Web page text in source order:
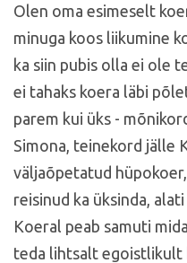
Olen oma esimeselt
minuga koos liikumine
ka siin pubis olla ei ole
ei tahaks koera läbi
parem kui üks -
Simona, teinekord jälle
väljaõpetatud
reisinud ka üksinda,
Koeral peab samuti
teda lihtsalt egoistlikult